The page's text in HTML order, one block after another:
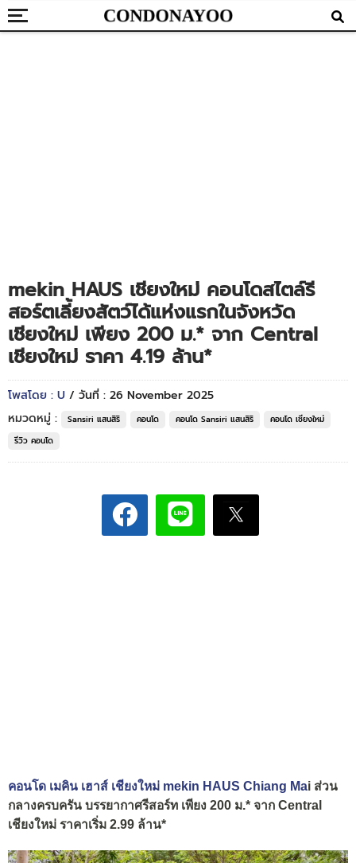
mekin HAUS เชียงใหม่ คอนโดสไตล์รี
สอร์ตเลี้ยงสัตว์ได้แห่งแรกในจังหวัด
เชียงใหม่ เพียง 200 ม.* จาก Central
เชียงใหม่ ราคา 4.19 ล้าน*
โพสโดย : U / วันที่ : 26 November 2025
หมวดหมู่ :
Sansiri แสนสิริ คอนโด คอนโด Sansiri แสนสิริ
คอนโด เชียงใหม่
รีวิว คอนโด
คอนโด เมคิน เฮาส์ เชียงใหม่ mekin HAUS Chiang Mai ส่วน
กลางครบครัน บรรยากาศรีสอร์ท เพียง 200 ม.* จาก Central
เชียงใหม่ ราคาเริ่ม 2.99 ล้าน*